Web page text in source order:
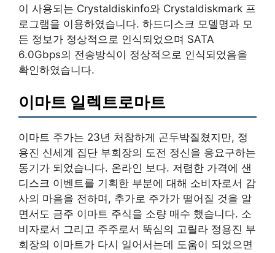
이 사용되는 Crystaldiskinfo와 Crystaldiskmark 프
로그램을 이용하였습니다. 하드디스크 모델명과 모
든 정보가 정상적으로 인식되었으며 SATA
6.0Gbps의 전송방식이 정상적으로 인식되었음을
확인하였습니다.
이마트 일렉트로마트
이마트 주가는 23년 처참하게 곤두박질쳤지만, 정
용진 신세계 집단 부회장의 도전 정신을 응요구하는
동기가 되었습니다. 온라인 보다. 저렴한 가격에 샌
디스크 이벤트를 기획한 부분에 대해 소비자로서 감
사의 마음을 전하며, 추가로 주가가 떨어질 것을 알
면서도 금주 이마트 주식을 소량 매수 했습니다. 소
비자로서 그리고 주주로서 뚝심의 고릴라 정용진 부
회장의 이마트가 다시 일어서는데 도움이 되었으면